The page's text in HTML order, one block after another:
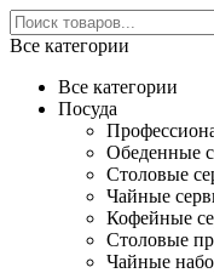
Все категории
Все категории
Посуда
Обеденные
Столовые
Чайные
Кофейные
Столовые
Чайные